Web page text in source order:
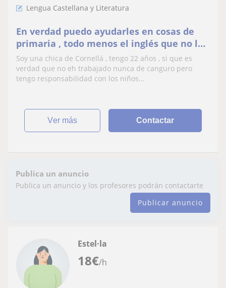
Lengua Castellana y Literatura
En verdad puedo ayudarles en cosas de
primaria , todo menos el inglés que no lo
entiendo mucho .
Soy una chica de Cornellá , tengo 22 años , si que es
verdad que no eh trabajado nunca de canguro pero
tengo responsabilidad con los niños...
ver más Contactar
Publica un anuncio
Publica un anuncio y los profesores podrán contactarte
Publicar anuncio
18€/h
Estel·la